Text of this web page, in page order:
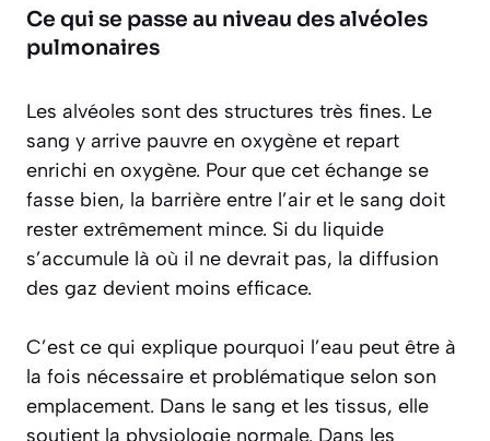
Ce qui se passe au niveau des alvéoles
pulmonaires
Les alvéoles sont des structures très fines. Le
sang y arrive pauvre en oxygène et repart
enrichi en oxygène. Pour que cet échange se
fasse bien, la barrière entre l’air et le sang doit
rester extrêmement mince. Si du liquide
s’accumule là où il ne devrait pas, la diffusion
des gaz devient moins efficace.
C’est ce qui explique pourquoi l’eau peut être à
la fois nécessaire et problématique selon son
emplacement. Dans le sang et les tissus, elle
soutient la physiologie normale. Dans les